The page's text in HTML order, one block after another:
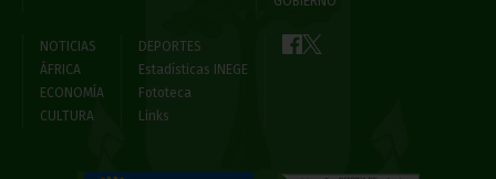
NOTICIAS
ÁFRICA
ECONOMÍA
CULTURA
DEPORTES
Estadísticas INEGE
Fototeca
Links